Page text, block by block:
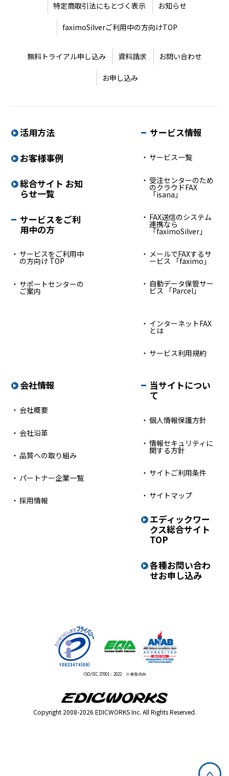
特定商取引法にもとづく表示 お知らせ
faximoSilverご利用中の方向けTOP
無料トライアル申し込み 資料請求 お問い合わせ
お申し込み
活用方法
お客様事例
総合サイト お知
らせ一覧
サービスをご利
用中の方
サービスをご利用中
の方向け TOP
サポートセンターの
ご案内
サービス情報
サービス一覧
受注センターのため
のクラウドFAX
「isana」
FAX送信のシステム
連携なら
「faximoSilver」
メールでFAXするサ
ービス 「faximo」
自動データ保管サー
ビス 「Parcel」
インターネットFAX
とは
サービス利用規約
会社情報
会社概要
会社沿革
品質への取り組み
パートナー企業一覧
採用情報
当サイトについ
て
個人情報保護方針
情報セキュリティに
関する方針
サイトご利用条件
サイトマップ
エディックワー
クス総合サイト
TOP
各種お問い合わ
せお申し込み
ISO/IEC 27001：2022 ※本社のみ
Copyright 2008-2026 EDICWORKS Inc. All Rights Reserved.